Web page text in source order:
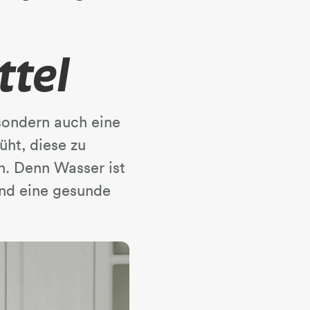
auch eine
diese zu
Denn Wasser ist
eine gesunde